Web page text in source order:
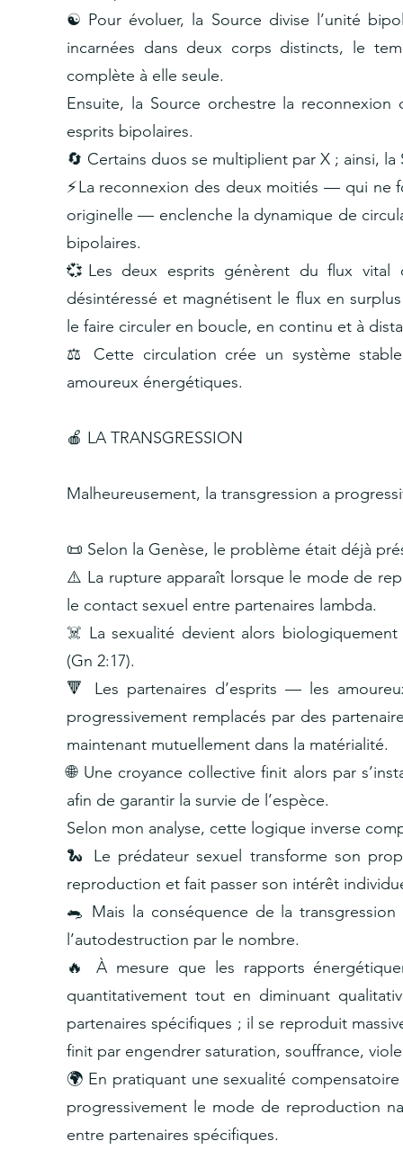
☯️ Pour évoluer, la Source divise l’unité
incarnées dans deux corps distincts, le
complète à elle seule.
Ensuite, la Source orchestre la
esprits bipolaires.
🔄 Certains duos se multiplient par X ; ainsi,
⚡La reconnexion des deux moitiés — qui ne
originelle — enclenche la dynamique de
bipolaires.
💞Les deux esprits génèrent du flux vital
désintéressé et magnétisent le flux en
le faire circuler en boucle, en continu et à
⚖️ Cette circulation crée un système
amoureux énergétiques.
🍎 LA TRANSGRESSION
Malheureusement, la transgression a
📜 Selon la Genèse, le problème était déjà
⚠️ La rupture apparaît lorsque le mode de
le contact sexuel entre partenaires lambda.
☠️ La sexualité devient alors
(Gn 2:17).
🔻 Les partenaires d’esprits — les
progressivement remplacés par des
maintenant mutuellement dans la matérialité.
🌐 Une croyance collective finit alors par
afin de garantir la survie de l’espèce.
Selon mon analyse, cette logique inverse
🐍 Le prédateur sexuel transforme son
reproduction et fait passer son intérêt
🐀 Mais la conséquence de la
l’autodestruction par le nombre.
🔥 À mesure que les rapports
quantitativement tout en diminuant
partenaires spécifiques ; il se reproduit
finit par engendrer saturation, souffrance,
🌍 En pratiquant une sexualité
progressivement le mode de reproduction
entre partenaires spécifiques.